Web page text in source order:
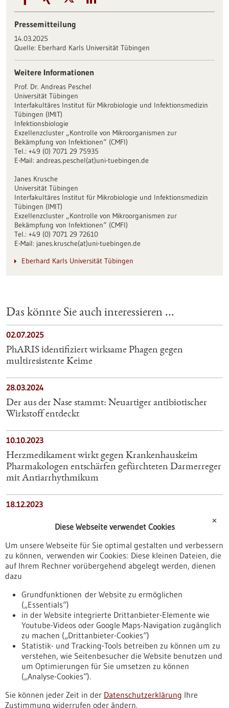
Pressemitteilung
14.03.2025
Quelle: Eberhard Karls Universität Tübingen
Weitere Informationen
Prof. Dr. Andreas Peschel
Universität Tübingen
Interfakultäres Institut für Mikrobiologie und Infektionsmedizin
Tübingen (IMIT)
Infektionsbiologie
Exzellenzcluster „Kontrolle von Mikroorganismen zur
Bekämpfung von Infektionen“ (CMFI)
Tel.: +49 (0) 7071 29 75935
E-Mail: andreas.peschel(at)uni-tuebingen.de
Janes Krusche
Universität Tübingen
Interfakultäres Institut für Mikrobiologie und Infektionsmedizin
Tübingen (IMIT)
Exzellenzcluster „Kontrolle von Mikroorganismen zur
Bekämpfung von Infektionen“ (CMFI)
Tel.: +49 (0) 7071 29 72610
E-Mail: janes.krusche(at)uni-tuebingen.de
Eberhard Karls Universität Tübingen
Das könnte Sie auch interessieren ...
02.07.2025
PhARIS identifiziert wirksame Phagen gegen
multiresistente Keime
28.03.2024
Der aus der Nase stammt: Neuartiger antibiotischer
Wirkstoff entdeckt
10.10.2023
Herzmedikament wirkt gegen Krankenhauskeim
Pharmakologen entschärfen gefürchteten Darmerreger
mit Antiarrhythmikum
18.12.2023
Wirkstoff in menschlicher Nase
11.11.2025
„Ohne Antibiotika kann jede Infektion
23.07.2025
Koffein kann die Wirksamkeit bestimmter Antibiotika
schwächen
Nach oben
Informiert bleiben
✕
Diese Webseite verwendet Cookies
Um unsere Webseite für Sie optimal gestalten und verbessern
zu können, verwenden wir Cookies: Diese kleinen Dateien, die
auf Ihrem Rechner vorübergehend abgelegt werden, dienen
dazu
Grundfunktionen der Website zu ermöglichen
(„Essentials“)
in der Website integrierte Drittanbieter-Elemente wie
Youtube-Videos oder Google Maps-Navigation zugänglich
zu machen („Drittanbieter-Cookies“)
Statistik- und Tracking-Tools betreiben zu können um zu
verstehen, wie Seitenbesucher die Website benutzen und
um Optimierungen für Sie umsetzen zu können
(„Analyse-Cookies“).
Sie können jeder Zeit in der Datenschutzerklärung Ihre
Zustimmung widerrufen oder ändern.